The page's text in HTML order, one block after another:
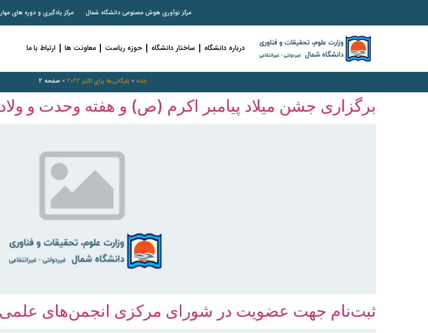
مرکز نوآوری هوش مصنوعی دانشگاه شمال مرکز یادگیری و دوره های
درباره دانشگاه ساختار دانشگاه حوزه ریاست معاونت ها ارتباط با ما
خانه » بایگانی‌ها برای اکتبر 2022 »صفحه 2
برگزاری جشن میلاد پیامبر اکرم (ص) و هفته وحدت و
ثبت‌نام جهت عضویت در شورای مرکزی انجمن‌های علمی